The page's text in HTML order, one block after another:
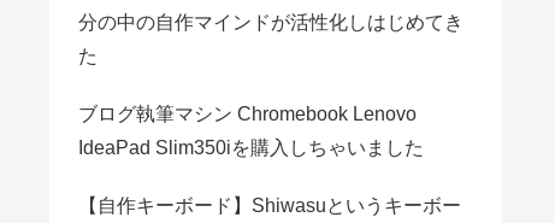
分の中の自作マインドが活性化しはじめてき
た
ブログ執筆マシン Chromebook Lenovo
IdeaPad Slim350iを購入しちゃいました
【自作キーボード】Shiwasuというキーボー